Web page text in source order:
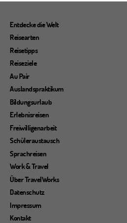
Entdecke die Welt
Reisearten
Reisetipps
Reiseziele
Au Pair
Auslandspraktikum
Bildungsurlaub
Erlebnisreisen
Freiwilligenarbeit
Schüleraustausch
Sprachreisen
Work & Travel
Über TravelWorks
Datenschutz
Impressum
Kontakt